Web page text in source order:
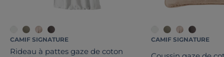
CAMIF SIGNATURE
Rideau à pattes gaze de coton
CAMIF SIGNATURE